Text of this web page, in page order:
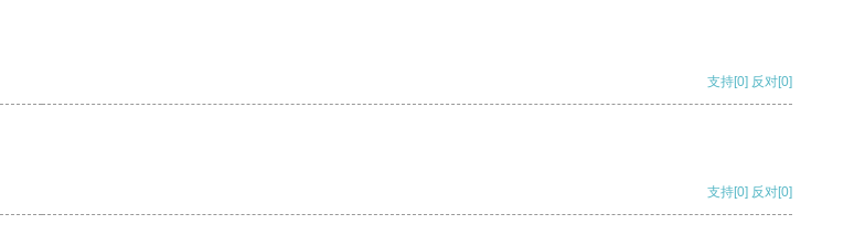
支持[0] 反对[0]
支持[0] 反对[0]